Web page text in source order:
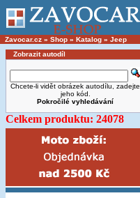
Zavocar.cz » Shop » Katalog » Jeep
Zobrazit autodíl
Chcete-li vidět obrázek autodílu, zadejte
jeho kód.
Pokročilé vyhledávání
Celkem produktu: 24078